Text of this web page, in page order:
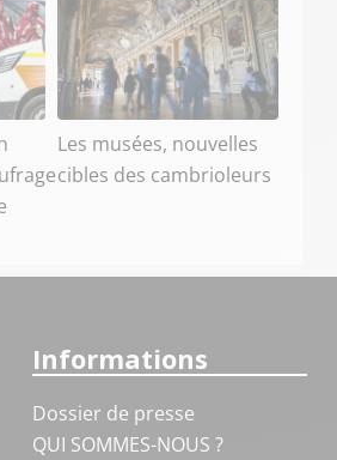
Les musées, nouvelles
cibles des cambrioleurs
Informations
Dossier de presse
QUI SOMMES-NOUS ?